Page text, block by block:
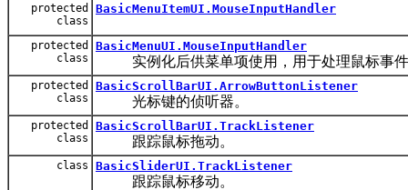
protected
class
BasicMenuItemUI.MouseInputHandler
protected
class
BasicMenuUI.MouseInputHandler
实例化后供菜单项使用，用于处理鼠标事件
protected
class
BasicScrollBarUI.ArrowButtonListener
光标键的侦听器。
protected
class
BasicScrollBarUI.TrackListener
跟踪鼠标拖动。
class BasicSliderUI.TrackListener
跟踪鼠标移动。